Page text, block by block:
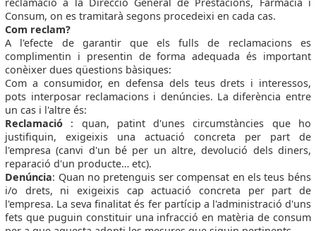
Consum, on es tramitarà segons procedeixi en cada cas.
Com reclam?
A l'efecte de garantir que els fulls de reclamacions es
complimentin i presentin de forma adequada és important
conèixer dues qüestions bàsiques:
Com a consumidor, en defensa dels teus drets i interessos,
pots interposar reclamacions i denúncies. La diferència entre
un cas i l'altre és:
Reclamació : quan, patint d'unes circumstàncies que ho
justifiquin, exigeixis una actuació concreta per part de
l'empresa (canvi d'un bé per un altre, devolució dels diners,
reparació d'un producte… etc).
Denúncia: Quan no pretenguis ser compensat en els teus béns
i/o drets, ni exigeixis cap actuació concreta per part de
l'empresa. La seva finalitat és fer partícip a l'administració d'uns
fets que puguin constituir una infracció en matèria de consum